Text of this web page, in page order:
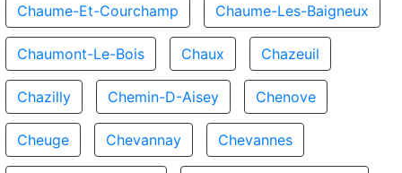
Chaume-Et-Courchamp Chaume-Les-Baigneux
Chaumont-Le-Bois Chaux Chazeuil
Chazilly Chemin-D-Aisey Chenove
Cheuge Chevannay Chevannes